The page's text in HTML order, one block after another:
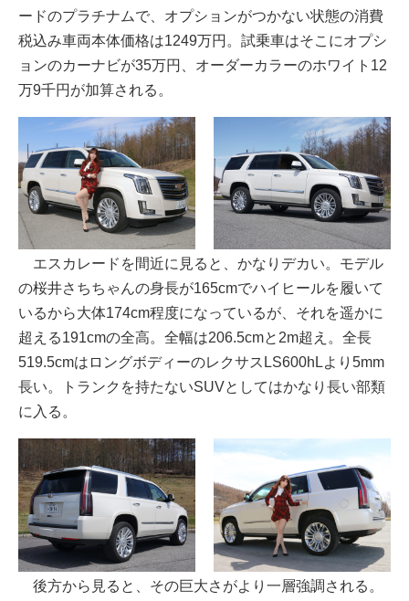
ードのプラチナムで、オプションがつかない状態の消費
税込み車両本体価格は1249万円。試乗車はそこにオプシ
ョンのカーナビが35万円、オーダーカラーのホワイト12
万9千円が加算される。
エスカレードを間近に見ると、かなりデカい。モデル
の桜井さちちゃんの身長が165cmでハイヒールを履いて
いるから大体174cm程度になっているが、それを遥かに
超える191cmの全高。全幅は206.5cmと2m超え。全長
519.5cmはロングボディーのレクサスLS600hLより5mm
長い。トランクを持たないSUVとしてはかなり長い部類
に入る。
後方から見ると、その巨大さがより一層強調される。